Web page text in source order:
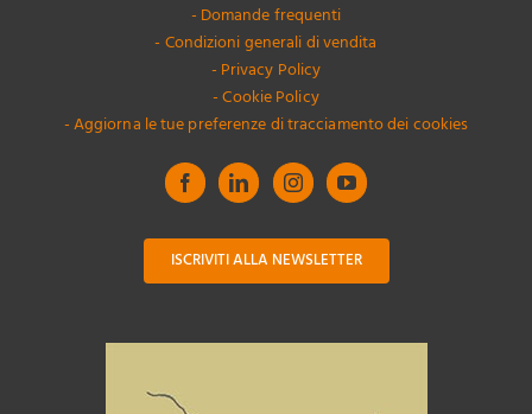
- Domande frequenti
- Condizioni generali di vendita
- Privacy Policy
- Cookie Policy
- Aggiorna le tue preferenze di tracciamento dei cookies
ISCRIVITI ALLA NEWSLETTER